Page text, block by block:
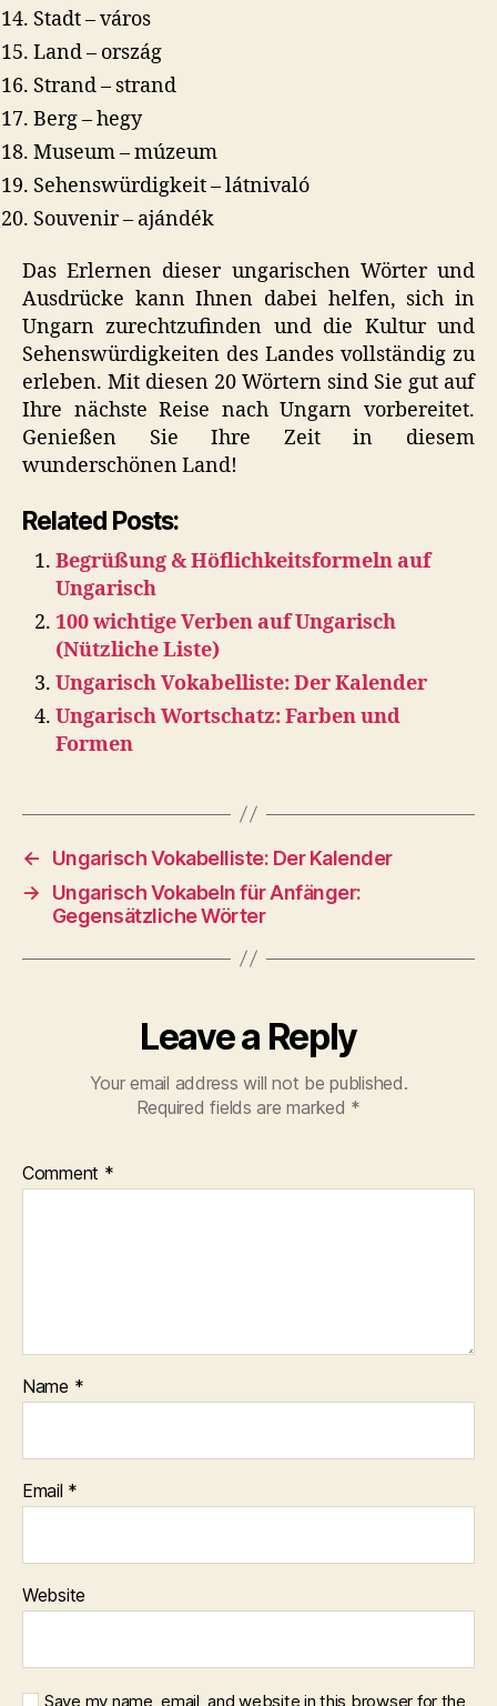
Stadt – város
Land – ország
Strand – strand
Berg – hegy
Museum – múzeum
Sehenswürdigkeit – látnivaló
Souvenir – ajándék
Das Erlernen dieser ungarischen Wörter und
Ausdrücke kann Ihnen dabei helfen, sich in
Ungarn zurechtzufinden und die Kultur und
Sehenswürdigkeiten des Landes vollständig zu
erleben. Mit diesen 20 Wörtern sind Sie gut auf
Ihre nächste Reise nach Ungarn vorbereitet.
Genießen Sie Ihre Zeit in diesem
wunderschönen Land!
Related Posts:
Begrüßung & Höflichkeitsformeln auf
Ungarisch
100 wichtige Verben auf Ungarisch
(Nützliche Liste)
Ungarisch Vokabelliste: Der Kalender
Ungarisch Wortschatz: Farben und
Formen
←
Ungarisch Vokabelliste: Der Kalender
→
Ungarisch Vokabeln für Anfänger:
Gegensätzliche Wörter
Leave a Reply
Your email address will not be published.
Required fields are marked *
Comment *
Name *
Email *
Website
Save my name, email, and website in this browser for the